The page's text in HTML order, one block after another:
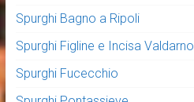
Spurghi Bagno a Ripoli
Spurghi Figline e Incisa Valdarno
Spurghi Fucecchio